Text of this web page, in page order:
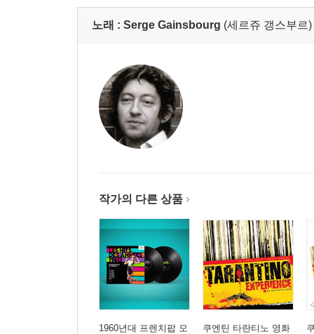
노래 : Serge Gainsbourg (세르쥬 갱스부르)
작가의 다른 상품
1960년대 프렌치팝 모
쿠엔틴 타란티노 영화